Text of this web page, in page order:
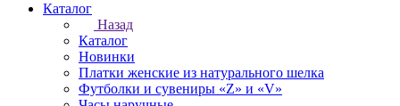
Каталог
Назад
Каталог
Новинки
Платки женские из натурального шелка
Футболки и сувениры «Z» и «V»